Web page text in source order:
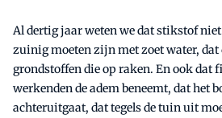
Al dertig jaar weten we dat stikstof
zuinig moeten zijn met zoet water, dat
grondstoffen die op raken. En ook dat
werkenden de adem beneemt, dat het
achteruitgaat, dat tegels de tuin uit